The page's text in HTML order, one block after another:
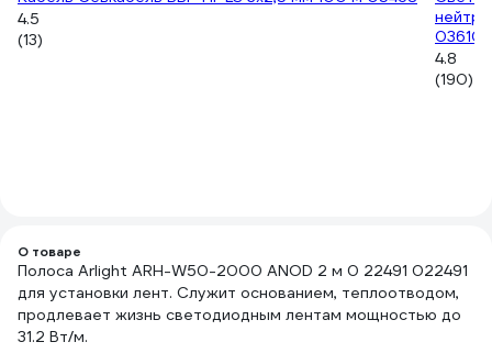
4.5
(13)
03610
4.8
(190)
О товаре
Полоса Arlight ARH-W50-2000 ANOD 2 м 0 22491 022491
для установки лент. Служит основанием, теплоотводом,
продлевает жизнь светодиодным лентам мощностью до
31.2 Вт/м.